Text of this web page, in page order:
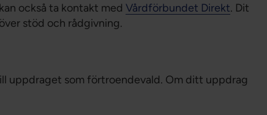
också ta kontakt med Vårdförbundet Direkt. Dit
stöd och rådgivning.
uppdraget som förtroendevald. Om ditt uppdrag